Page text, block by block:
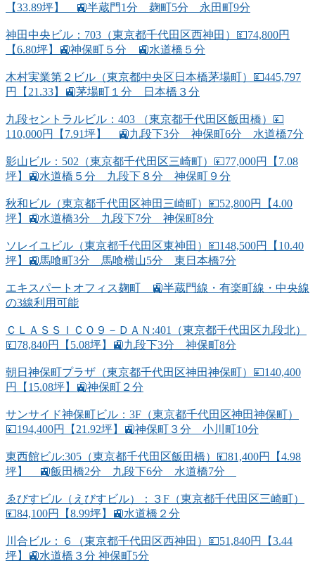
【33.89坪】 🚉半蔵門1分 麹町5分 永田町9分
神田中央ビル：703（東京都千代田区西神田）💴74,800円
【6.80坪】🚉神保町５分 🚉水道橋５分
木村実業第２ビル（東京都中央区日本橋茅場町）💴445,797
円【21.33】🚉茅場町１分 日本橋３分
九段セントラルビル：403 （東京都千代田区飯田橋）💴
110,000円【7.91坪】 🚉九段下3分 神保町6分 水道橋7分
影山ビル：502（東京都千代田区三崎町）💴77,000円【7.08
坪】🚉水道橋５分 九段下８分 神保町９分
秋和ビル（東京都千代田区神田三崎町）💴52,800円【4.00
坪】🚉水道橋3分 九段下7分 神保町8分
ソレイユビル（東京都千代田区東神田）💴148,500円【10.40
坪】🚉馬喰町3分 馬喰横山5分 東日本橋7分
エキスパートオフィス麹町 🚉半蔵門線・有楽町線・中央線
の3線利用可能
ＣＬＡＳＳＩＣＯ９－ＤＡＮ:401（東京都千代田区九段北）
💴78,840円【5.08坪】🚉九段下3分 神保町8分
朝日神保町プラザ（東京都千代田区神田神保町）💴140,400
円【15.08坪】🚉神保町２分
サンサイド神保町ビル：3F（東京都千代田区神田神保町）
💴194,400円【21.92坪】🚉神保町３分 小川町10分
東西館ビル:305（東京都千代田区飯田橋）💴81,400円【4.98
坪】 🚉飯田橋2分 九段下6分 水道橋7分
ゑびすビル（えびすビル）：３F（東京都千代田区三崎町）
💴84,100円【8.99坪】🚉水道橋２分
川合ビル：６（東京都千代田区西神田）💴51,840円【3.44
坪】🚉水道橋３分 神保町5分